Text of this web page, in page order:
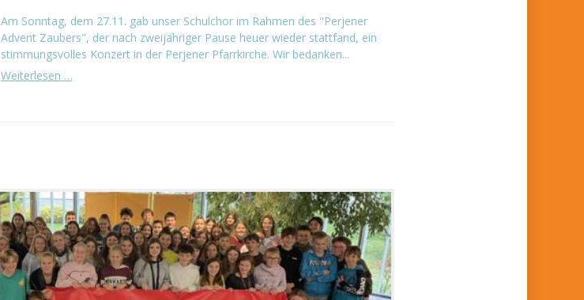
Am Sonntag, dem 27.11. gab unser Schulchor im Rahmen des "Perjener
Advent Zaubers", der nach zweijähriger Pause heuer wieder stattfand, ein
stimmungsvolles Konzert in der Perjener Pfarrkirche. Wir bedanken...
Weiterlesen …Chorkonzert